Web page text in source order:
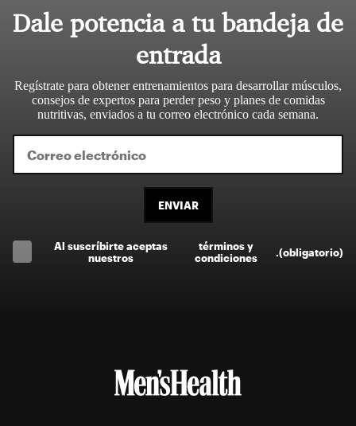
Dale potencia a tu bandeja de
entrada
Regístrate para obtener entrenamientos para desarrollar músculos,
consejos de expertos para perder peso y planes de comidas
nutritivas, enviados a tu correo electrónico cada semana.
ENVIAR
Al suscríbirte aceptas
nuestros
términos y
condiciones
(obligatorio)